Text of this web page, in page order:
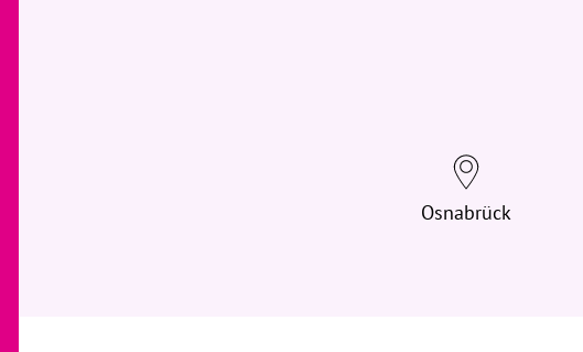
Osnabrück